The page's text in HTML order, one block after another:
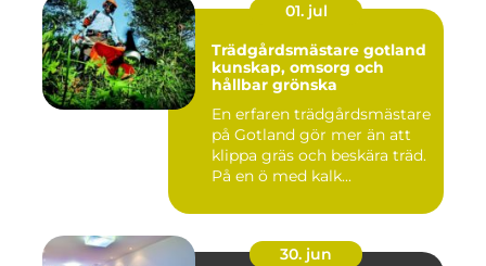
01. jul
Trädgårdsmästare gotland
kunskap, omsorg och
hållbar grönska
En erfaren trädgårdsmästare
på Gotland gör mer än att
klippa gräs och beskära träd.
På en ö med kalk...
30. jun